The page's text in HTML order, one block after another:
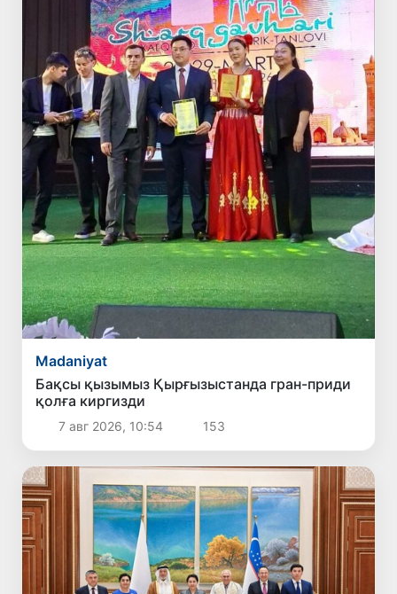
Madaniyat
Бақсы қызымыз Қырғызыстанда гран-приди
қолға киргизди
7 авг 2026, 10:54 153